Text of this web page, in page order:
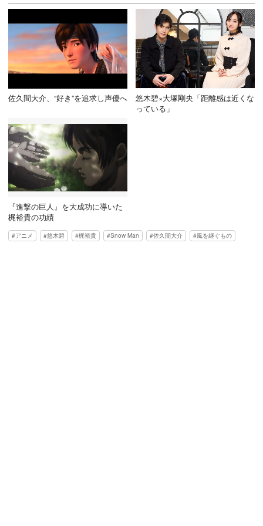
佐久間大介、“好き”を追求し声優へ
悠木碧×大塚剛央「距離感は近くな
っている」
『進撃の巨人』を大成功に導いた
梶裕貴の功績
アニメ 悠木碧 梶裕貴 Snow Man 佐久間大介 風を継ぐもの